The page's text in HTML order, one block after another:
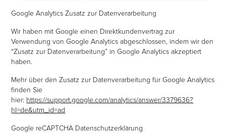
Google Analytics Zusatz zur Datenverarbeitung
Wir haben mit Google einen Direktkundenvertrag zur
Verwendung von Google Analytics abgeschlossen, indem wir den
“Zusatz zur Datenverarbeitung” in Google Analytics akzeptiert
haben.
Mehr über den Zusatz zur Datenverarbeitung für Google Analytics
finden Sie
hier: https://support.google.com/analytics/answer/3379636?
hl=de&utm_id=ad
Google reCAPTCHA Datenschutzerklärung